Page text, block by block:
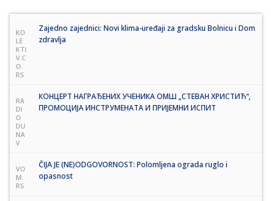
KO
LE
KTI
V.C
O.
RS
Zajedno zajednici: Novi klima-uređaji za gradsku Bolnicu i Dom
zdravlja
RA
DI
O
DU
NA
V
КОНЦЕРТ НАГРАЂЕНИХ УЧЕНИКА ОМШ „СТЕВАН ХРИСТИЋ“,
ПРОМОЦИЈА ИНСТРУМЕНАТА И ПРИЈЕМНИ ИСПИТ
VO
M.
RS
ČIJA JE (NE)ODGOVORNOST: Polomljena ograda ruglo i
opasnost